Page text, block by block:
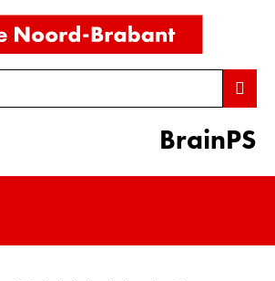
Ga
de
inhoud
BrainPS